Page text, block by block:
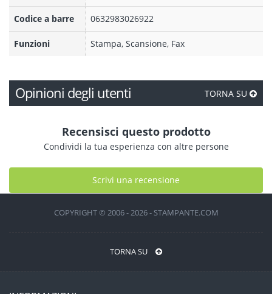
Codice a barre 0632983026922
Funzioni Stampa, Scansione, Fax
Opinioni degli utenti TORNA SU
Recensisci questo prodotto
Condividi la tua esperienza con altre persone
Scrivi una recensione
COPYRIGHT © 2006 - 2026 - STAMPANTE.COM
TORNA SU